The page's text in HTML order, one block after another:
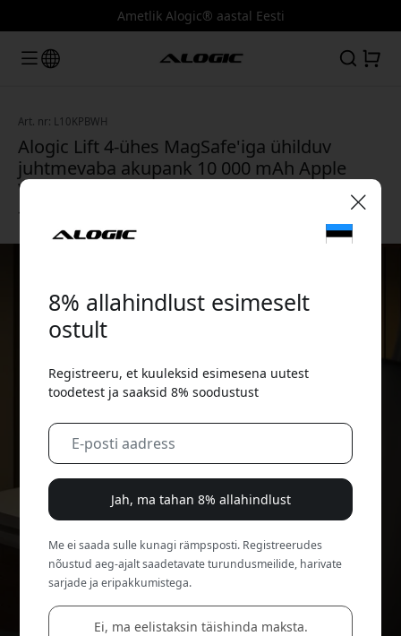
Ametlik Alogic® aastal Eesti
Art. nr: L10KPBWH
Alogic Lift 4-ühes MagSafe'iga ühilduv
juhtmevaba akupank 10 000 mAh Apple
Watchi laadimise ja USB-C/USB-A portidega
- Valge
8% allahindlust esimeselt
ostult
Registreeru, et kuuleksid esimesena uutest
toodetest ja saaksid 8% soodustust
Jah, ma tahan 8% allahindlust
Me ei saada sulle kunagi rämpsposti. Registreerudes
nõustud aeg-ajalt saadetavate turundusmeilide, harivate
sarjade ja eripakkumistega.
Ei, ma eelistaksin täishinda maksta.
🎉 Sinu sooduskood:
Kasuta seda koodi kassas, et saada 8%
allahindlust.